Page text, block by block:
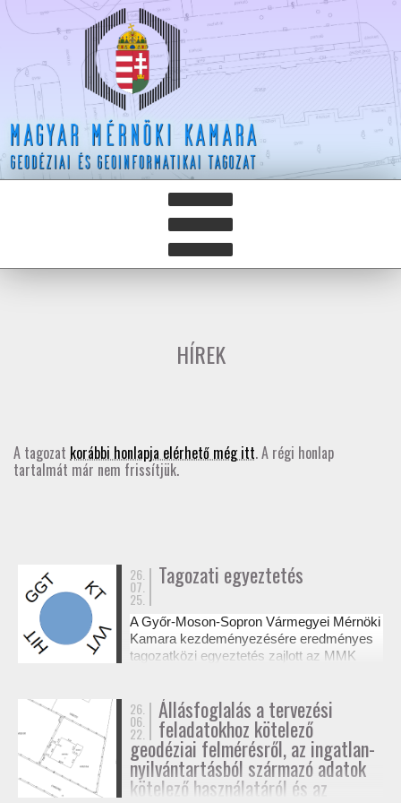
TOVÁBBKÉPZÉSEK
ELNÖKSÉG
MUNKATERVEK, BESZÁMOLÓK
HATÁROZATOK
JOGSZABÁLYOK, SZABÁLYZATOK, SZABVÁNYOK
NÉVJEGYZÉK
SEGÉDLETEK / FAP
HÍREK
A tagozat korábbi honlapja elérhető még itt. A régi honlap
tartalmát már nem frissítjük.
26.
07.
25.
Tagozati egyeztetés
A Győr-Moson-Sopron Vármegyei Mérnöki
Kamara kezdeményezésére eredményes
tagozatközi egyeztetés zajlott az MMK
dokumentációk jogosultsági kérdéseiről. A
résztvevő tagozatok a 327/2015. (XI. 10.)
Korm. rendelet alapján tisztázták a
kompetenciahatárokat, és a jövőben közös
workshopok formájában folytatják a
szakmai együttműködést.
26.
06.
22.
Állásfoglalás a tervezési
feladatokhoz kötelező
geodéziai felmérésről, az ingatlan-
nyilvántartásból származó adatok
kötelező használatáról és az